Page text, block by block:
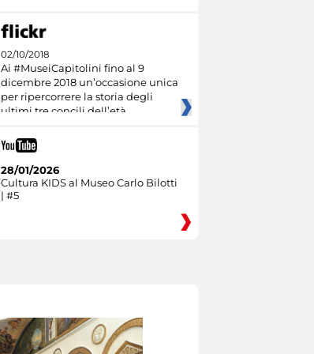
02/10/2018
Ai #MuseiCapitolini fino al 9
dicembre 2018 un’occasione unica
per ripercorrere la storia degli
ultimi tre concili dell’età
28/01/2026
Cultura KIDS al Museo Carlo Bilotti
| #5